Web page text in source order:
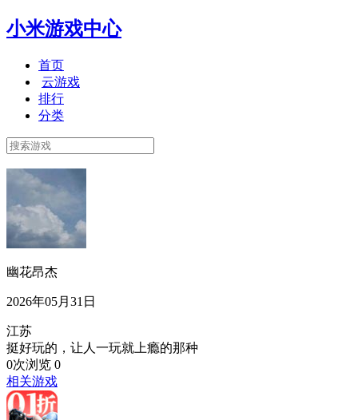
小米游戏中心
首页
云游戏
排行
分类
幽花昂杰
2026年05月31日
江苏
挺好玩的，让人一玩就上瘾的那种
0次浏览 0
相关游戏